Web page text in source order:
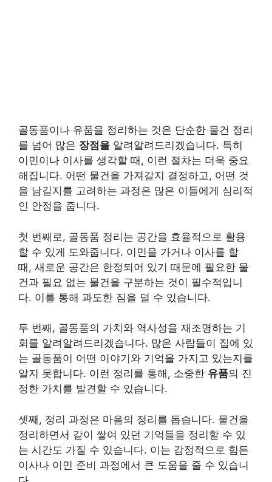
골동품이나 유품을 정리하는 것은 단순한 물건 정리
를 넘어 많은 장점을 알려알려드리겠습니다. 특히
이민이나 이사를 생각할 때, 이런 절차는 더욱 중요
해집니다. 어떤 물건을 가져갈지 결정하고, 어떤 것
을 남길지를 고려하는 과정은 많은 이들에게 심리적
인 안정을 줍니다.
첫 번째로, 골동품 정리는 공간을 효율적으로 활용
할 수 있게 도와줍니다. 이민을 가거나 이사를 할
때, 새로운 공간은 한정되어 있기 때문에 필요한 물
건과 필요 없는 물건을 구분하는 것이 필수적입니
다. 이를 통해 과도한 짐을 덜 수 있습니다.
두 번째, 골동품의 가치와 역사성을 재조명하는 기
회를 알려알려드리겠습니다. 많은 사람들이 집에 있
는 골동품이 어떤 이야기와 기억을 가지고 있는지를
알지 못합니다. 이런 정리를 통해, 소중한 유품의 진
정한 가치를 발견할 수 있습니다.
셋째, 정리 과정은 마음의 정리를 돕습니다. 물건을
정리하면서 같이 쌓여 있던 기억들을 정리할 수 있
는 시간도 가질 수 있습니다. 이는 감정적으로 힘든
이사나 이민 준비 과정에서 큰 도움을 줄 수 있습니